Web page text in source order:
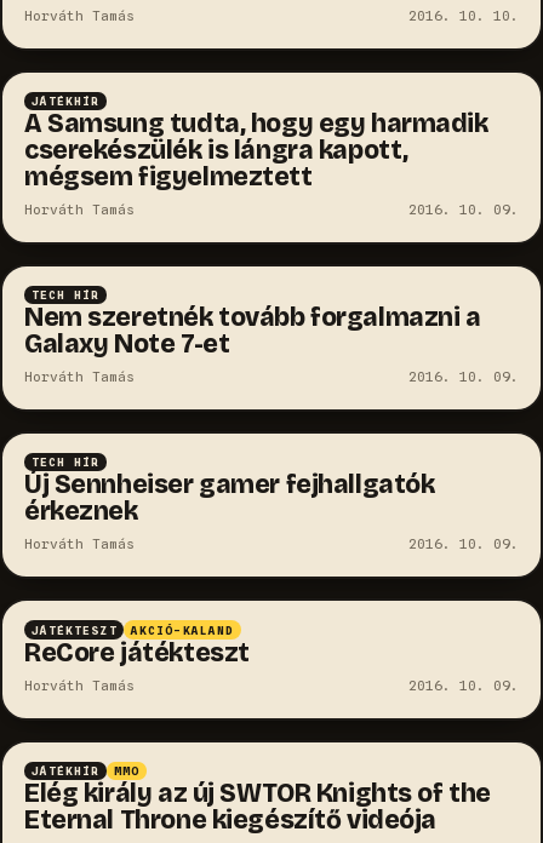
Horváth Tamás 2016. 10. 10.
JÁTÉKHÍR
A Samsung tudta, hogy egy harmadik
cserekészülék is lángra kapott,
mégsem figyelmeztett
Horváth Tamás 2016. 10. 09.
TECH HÍR
Nem szeretnék tovább forgalmazni a
Galaxy Note 7-et
Horváth Tamás 2016. 10. 09.
TECH HÍR
Új Sennheiser gamer fejhallgatók
érkeznek
Horváth Tamás 2016. 10. 09.
JÁTÉKTESZT AKCIÓ-KALAND
ReCore játékteszt
Horváth Tamás 2016. 10. 09.
JÁTÉKHÍR MMO
Elég király az új SWTOR Knights of the
Eternal Throne kiegészítő videója